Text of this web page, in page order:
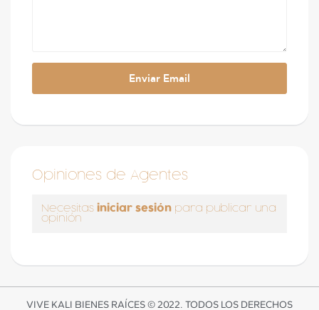
Opiniones de Agentes
Necesitas iniciar sesión para publicar una
opinión
VIVE KALI BIENES RAÍCES © 2022. TODOS LOS DERECHOS